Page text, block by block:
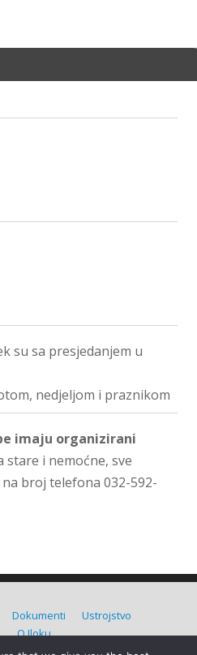
su sa presjedanjem u
nedjeljom i praznikom
imaju organizirani
stare i nemoćne, sve
broj telefona 032-592-
Dokumenti
Ustrojstvo
O Iloku